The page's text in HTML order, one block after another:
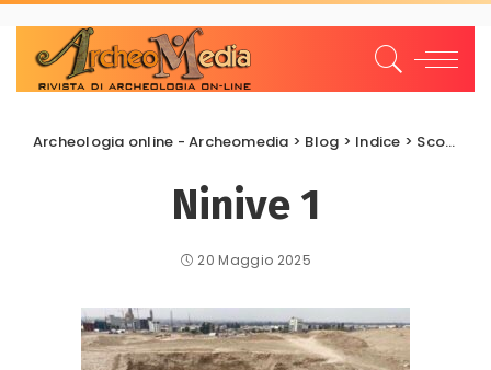
Archeologia online - Archeomedia > Blog > Indice > Scoperte e scavi
Ninive 1
20 Maggio 2025